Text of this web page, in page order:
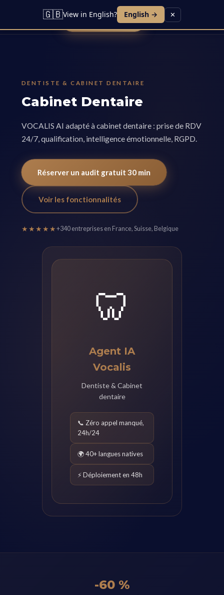
Lead IA Agent VocalContactBlogCarrières
Réserver une démo
DENTISTE & CABINET DENTAIRE
Cabinet Dentaire
VOCALIS AI adapté à cabinet dentaire : prise de RDV
24/7, qualification, intelligence émotionnelle, RGPD.
Réserver un audit gratuit 30 min
Voir les fonctionnalités
★★★★★ +340 entreprises en France, Suisse, Belgique
🦷
Agent IA
Vocalis
Dentiste & Cabinet
dentaire
📞 Zéro appel manqué,
24h/24
🌍 40+ langues natives
⚡ Déploiement en 48h
-60 %
🇬🇧View in English? English → ✕